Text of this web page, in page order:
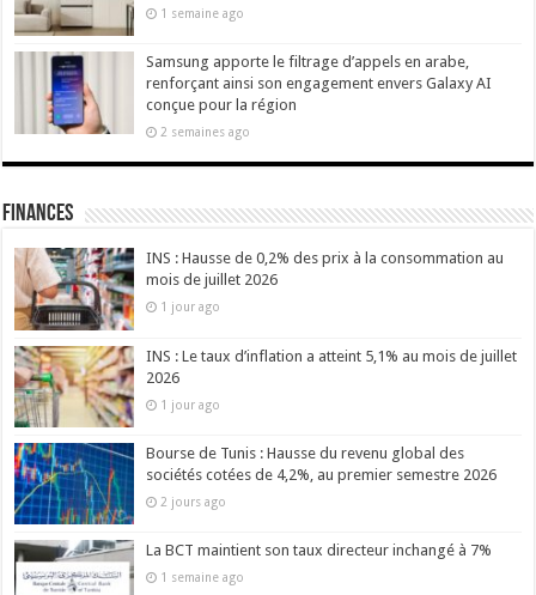
1 semaine ago
Samsung apporte le filtrage d’appels en arabe,
renforçant ainsi son engagement envers Galaxy AI
conçue pour la région
2 semaines ago
Finances
INS : Hausse de 0,2% des prix à la consommation au
mois de juillet 2026
1 jour ago
INS : Le taux d’inflation a atteint 5,1% au mois de juillet
2026
1 jour ago
Bourse de Tunis : Hausse du revenu global des
sociétés cotées de 4,2%, au premier semestre 2026
2 jours ago
La BCT maintient son taux directeur inchangé à 7%
1 semaine ago